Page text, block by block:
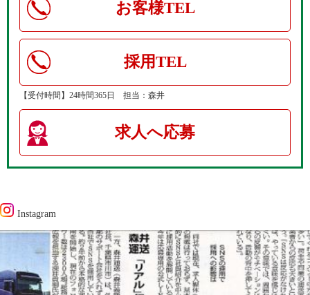
お客様TEL
採用TEL
【受付時間】24時間365日 担当：森井
求人へ応募
Instagram